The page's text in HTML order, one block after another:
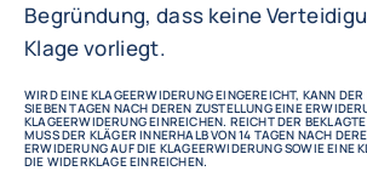
Begründung, dass keine
Klage vorliegt.
WIRD EINE KLAGEERWIDERUNG EINGEREICHT, KANN
SIEBEN TAGEN NACH DEREN ZUSTELLUNG EINE
KLAGEERWIDERUNG EINREICHEN. REICHT DER
MUSS DER KLÄGER INNERHALB VON 14 TAGEN NACH
ERWIDERUNG AUF DIE KLAGEERWIDERUNG SOWIE EINE
DIE WIDERKLAGE EINREICHEN.